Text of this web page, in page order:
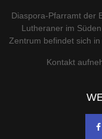
Diaspora-Pfarramt der
Lutheraner im
Zentrum befindet sich
Kontakt